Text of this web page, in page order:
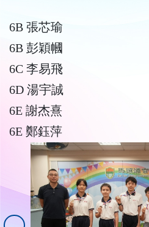
6B 張芯瑜
6B 彭穎幗
6C 李易飛
6D 湯宇誠
6E 謝杰熹
6E 鄭鈺萍